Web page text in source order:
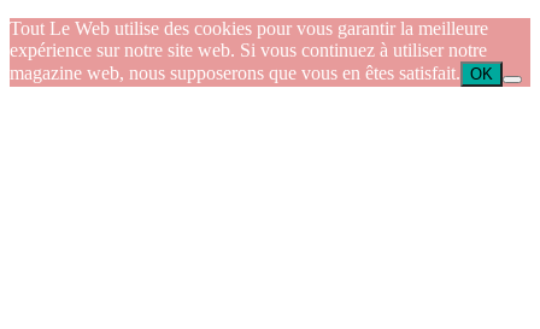
Tout Le Web utilise des cookies pour vous garantir la meilleure
expérience sur notre site web. Si vous continuez à utiliser notre
magazine web, nous supposerons que vous en êtes satisfait. OK